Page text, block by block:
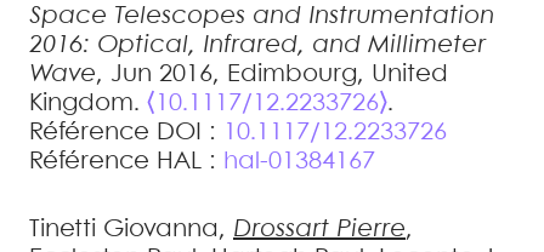
Space Telescopes and Instrumentation
2016: Optical, Infrared, and Millimeter
Wave, Jun 2016, Edimbourg, United
Kingdom. ⟨10.1117/12.2233726⟩.
Référence DOI :
10.1117/12.2233726
Référence HAL : hal-01384167
Tinetti Giovanna, Drossart Pierre,